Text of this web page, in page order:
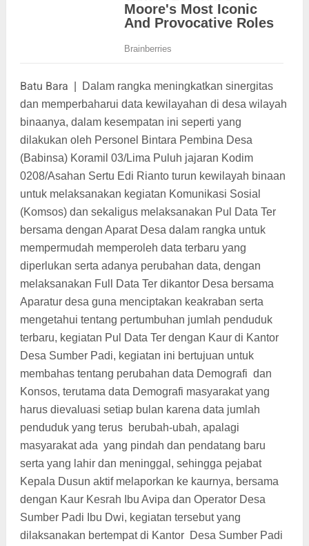
Batu Bara
Dalam rangka meningkatkan sinergitas
dan memperbaharui data kewilayahan di desa wilayah
binaanya, dalam kesempatan ini seperti yang
dilakukan oleh Personel Bintara Pembina Desa
(Babinsa) Koramil 03/Lima Puluh jajaran Kodim
0208/Asahan Sertu Edi Rianto turun kewilayah binaan
untuk melaksanakan kegiatan Komunikasi Sosial
(Komsos) dan sekaligus melaksanakan Pul Data Ter
bersama dengan Aparat Desa dalam rangka untuk
mempermudah memperoleh data terbaru yang
diperlukan serta adanya perubahan data, dengan
melaksanakan Full Data Ter dikantor Desa bersama
Aparatur desa guna menciptakan keakraban serta
mengetahui tentang pertumbuhan jumlah penduduk
terbaru, kegiatan Pul Data Ter dengan Kaur di Kantor
Desa Sumber Padi, kegiatan ini bertujuan untuk
membahas tentang perubahan data Demografi dan
Konsos, terutama data Demografi masyarakat yang
harus dievaluasi setiap bulan karena data jumlah
penduduk yang terus berubah-ubah, apalagi
masyarakat ada yang pindah dan pendatang baru
serta yang lahir dan meninggal, sehingga pejabat
Kepala Dusun aktif melaporkan ke kaurnya, bersama
dengan Kaur Kesrah Ibu Avipa dan Operator Desa
Sumber Padi Ibu Dwi, kegiatan tersebut yang
dilaksanakan bertempat di Kantor Desa Sumber Padi